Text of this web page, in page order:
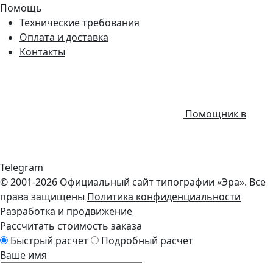
Помощь
Технические требования
Оплата и доставка
Контакты
Помощник в
Telegram
© 2001-2026 Официальный сайт типографии «Эра». Все
права защищены Политика конфиденциальности
Разработка и продвижение
Рассчитать стоимость заказа
Быстрый расчет
Подробный расчет
Ваше имя